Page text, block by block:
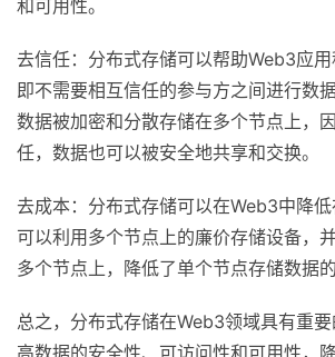
和可用性。
去信任：分布式存储可以帮助Web3应用
即不需要相互信任的参与方之间进行数
数据被加密和分散存储在多个节点上，
任，数据也可以被安全地共享和交换。
去成本：分布式存储可以在Web3中降
可以利用多个节点上的廉价存储设备，
多个节点上，降低了单个节点存储数据的
总之，分布式存储在Web3领域具有重